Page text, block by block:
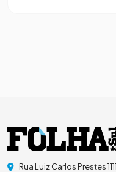
Rua Luiz Carlos Prestes 1111